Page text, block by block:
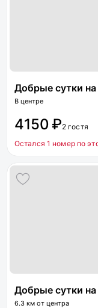
Добрые сутки
В центре
4150 ₽2 гостя
Остался 1 номер по
Добрые сутки на улице
6.3 км от центра